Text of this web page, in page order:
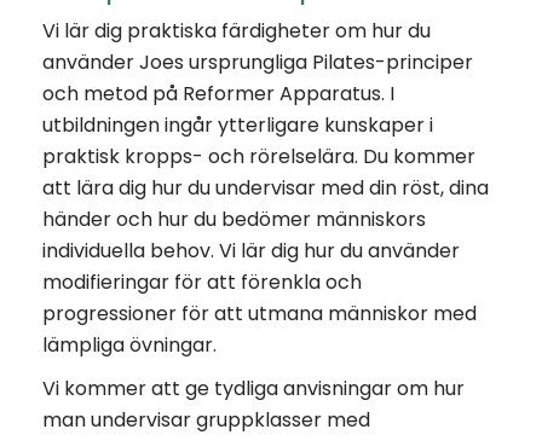
Vi lär dig praktiska färdigheter om hur du
använder Joes ursprungliga Pilates-principer
och metod på Reformer Apparatus. I
utbildningen ingår ytterligare kunskaper i
praktisk kropps- och rörelselära. Du kommer
att lära dig hur du undervisar med din röst, dina
händer och hur du bedömer människors
individuella behov. Vi lär dig hur du använder
modifieringar för att förenkla och
progressioner för att utmana människor med
lämpliga övningar.
Vi kommer att ge tydliga anvisningar om hur
man undervisar gruppklasser med